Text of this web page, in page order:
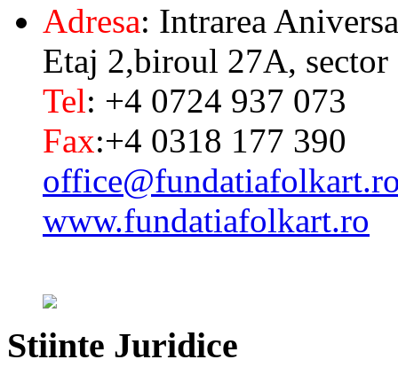
Adresa: Intrarea
Etaj 2,biroul 27A, sector
Tel: +4 0724 937 073
Fax:+4 0318 177 390
www.fundatiafolkart.ro
Stiinte Juridice